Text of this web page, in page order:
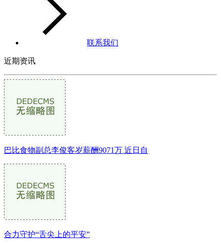
联系我们
近期资讯
巴比食物副总李俊客岁薪酬9071万 近日自
合力守护“舌尖上的平安”